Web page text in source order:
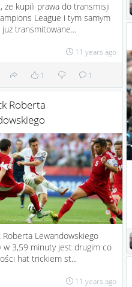
że kupili prawa do transmisji
League i tym samym
transmitowane...
11 years ago
1 1
Roberta
Roberta Lewandowskiego
w 3,59 minuty jest drugim co
hat trickiem st...
11 years ago